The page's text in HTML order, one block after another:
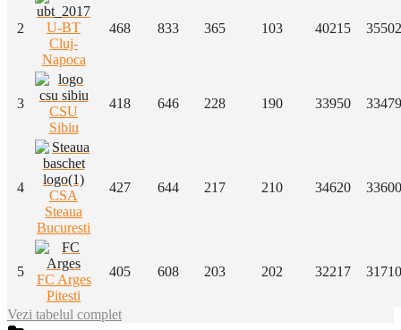
2
U-BT
Cluj-
Napoca
468 833 365 103 40215 35502
3
CSU
Sibiu
418 646 228 190 33950 33479
4
CSA
Steaua
Bucuresti
427 644 217 210 34620 33600
5
FC Arges
Pitesti
405 608 203 202 32217 31710
Vezi tabelul complet